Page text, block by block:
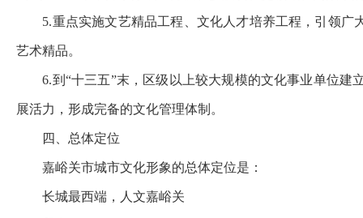
5.重点实施文艺精品工程、文化人才培养工程，引领广
艺术精品。
6.到 “十三五”末，区级以上较大规模的文化事业单位建
展活力， 形成完备的文化管理体制。
四、总体定位
嘉峪关市城市文化形象的总体定位是：
长城最西端，人文嘉峪关